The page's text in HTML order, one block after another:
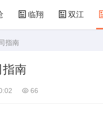
临翔 双江
指南
南
66